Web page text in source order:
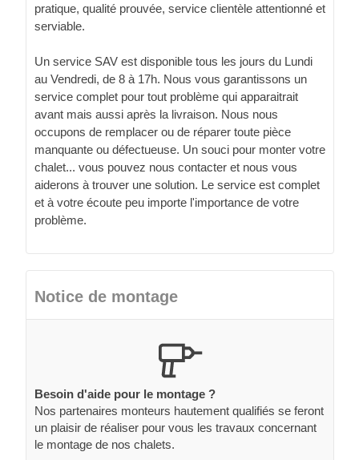
pratique, qualité prouvée, service clientèle attentionné et
serviable.
Un service SAV est disponible tous les jours du Lundi
au Vendredi, de 8 à 17h. Nous vous garantissons un
service complet pour tout problème qui apparaitrait
avant mais aussi après la livraison. Nous nous
occupons de remplacer ou de réparer toute pièce
manquante ou défectueuse. Un souci pour monter votre
chalet... vous pouvez nous contacter et nous vous
aiderons à trouver une solution. Le service est complet
et à votre écoute peu importe l'importance de votre
problème.
Notice de montage
Besoin d'aide pour le montage ?
Nos partenaires monteurs hautement qualifiés se feront
un plaisir de réaliser pour vous les travaux concernant
le montage de nos chalets.